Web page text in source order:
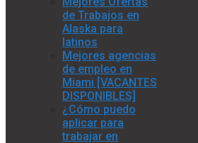
de Trabajos en
Alaska para
latinos
Mejores agencias
de empleo en
Miami [VACANTES
DISPONIBLES]
¿Cómo puedo
aplicar para
trabajar en